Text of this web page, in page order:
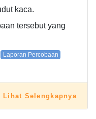
kaca.
tersebut yang
Laporan Percobaan
Lihat Selengkapnya